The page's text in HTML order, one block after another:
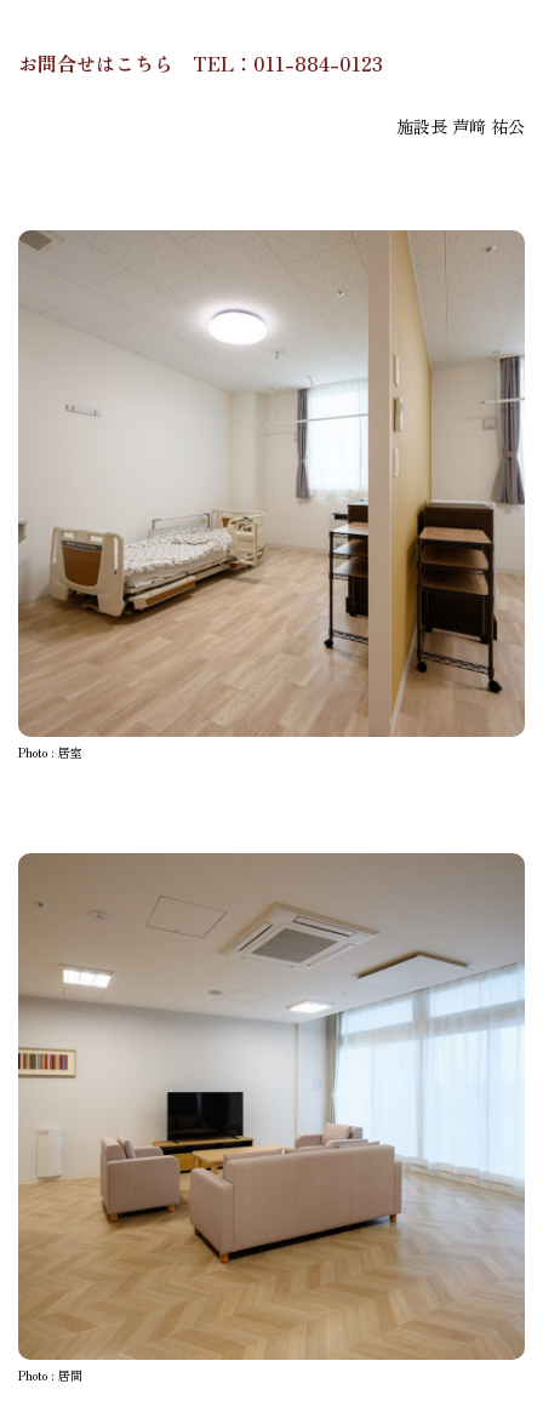
お問合せはこちら TEL：011-884-0123
施設長 芦﨑 祐公
Photo : 居室
Photo : 居間